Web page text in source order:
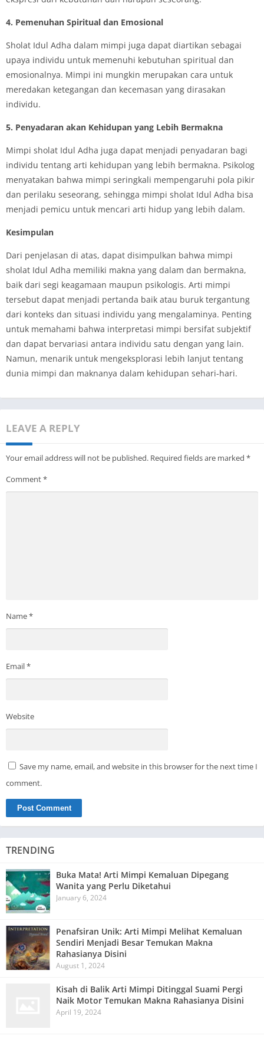
4. Pemenuhan Spiritual dan Emosional
Sholat Idul Adha dalam mimpi juga dapat diartikan sebagai
upaya individu untuk memenuhi kebutuhan spiritual dan
emosionalnya. Mimpi ini mungkin merupakan cara untuk
meredakan ketegangan dan kecemasan yang dirasakan
individu.
5. Penyadaran akan Kehidupan yang Lebih Bermakna
Mimpi sholat Idul Adha juga dapat menjadi penyadaran bagi
individu tentang arti kehidupan yang lebih bermakna. Psikolog
menyatakan bahwa mimpi seringkali mempengaruhi pola pikir
dan perilaku seseorang, sehingga mimpi sholat Idul Adha bisa
menjadi pemicu untuk mencari arti hidup yang lebih dalam.
Kesimpulan
Dari penjelasan di atas, dapat disimpulkan bahwa mimpi
sholat Idul Adha memiliki makna yang dalam dan bermakna,
baik dari segi keagamaan maupun psikologis. Arti mimpi
tersebut dapat menjadi pertanda baik atau buruk tergantung
dari konteks dan situasi individu yang mengalaminya. Penting
untuk memahami bahwa interpretasi mimpi bersifat subjektif
dan dapat bervariasi antara individu satu dengan yang lain.
Namun, menarik untuk mengeksplorasi lebih lanjut tentang
dunia mimpi dan maknanya dalam kehidupan sehari-hari.
LEAVE A REPLY
Your email address will not be published. Required fields are marked *
Comment*
Name*
Email*
Website
Save my name, email, and website in this browser for the next time I
comment.
TRENDING
Buka Mata! Arti Mimpi Kemaluan Dipegang
Wanita yang Perlu Diketahui
January 6, 2024
Penafsiran Unik: Arti Mimpi Melihat Kemaluan
Sendiri Menjadi Besar Temukan Makna
Rahasianya Disini
August 1, 2024
Kisah di Balik Arti Mimpi Ditinggal Suami Pergi
Naik Motor Temukan Makna Rahasianya Disini
April 19, 2024